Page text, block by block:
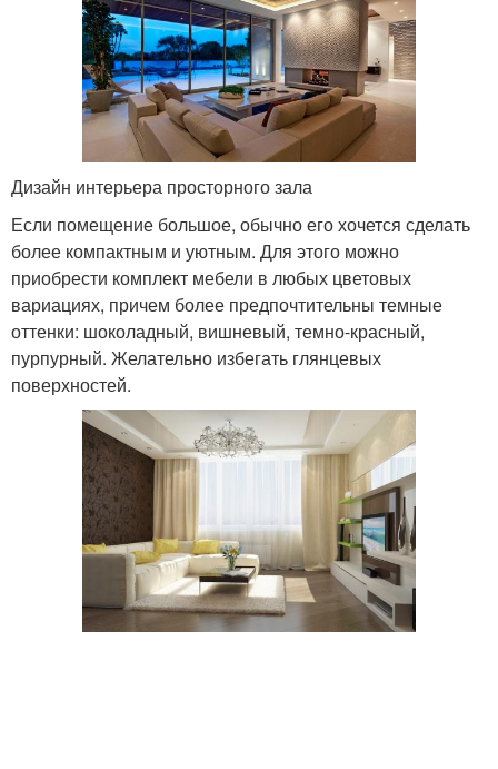
Дизайн интерьера просторного зала
Если помещение большое, обычно его хочется сделать
более компактным и уютным. Для этого можно
приобрести комплект мебели в любых цветовых
вариациях, причем более предпочтительны темные
оттенки: шоколадный, вишневый, темно-красный,
пурпурный. Желательно избегать глянцевых
поверхностей.